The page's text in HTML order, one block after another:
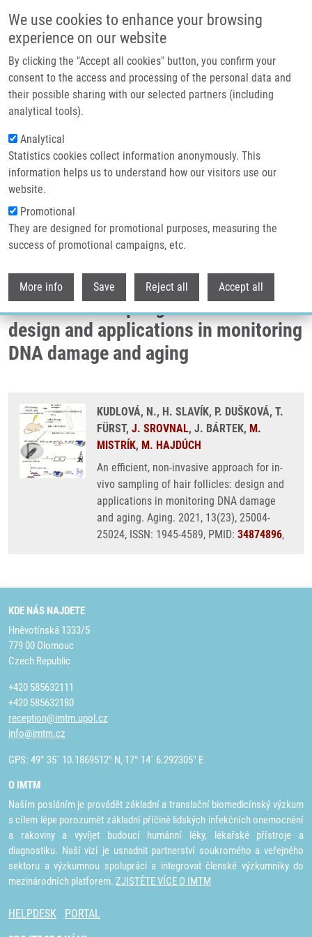
We use cookies to enhance your browsing
experience on our website
By clicking the "Accept all cookies" button, you confirm your
consent to the access and processing of the personal data and
their possible sharing with our selected partners (including
analytical tools).
Analytical
Statistics cookies collect information anonymously. This
information helps us to understand how our visitors use our
website.
Promotional
They are designed for promotional purposes, measuring the
success of promotional campaigns, etc.
More info Save Reject all Accept all
Header image
Drobečková navigace
Domů
An Efficient, Non-invasive Approach For In-vivo Sampling Of Hair Follicles:
Design And Applications In Monitoring DNA Damage And Aging
An efficient, non-invasive approach
for in-vivo sampling of hair follicles:
design and applications in monitoring
DNA damage and aging
KUDLOVÁ, N., H. SLAVÍK, P. DUŠKOVÁ, T.
FÜRST, J. SROVNAL, J. BÁRTEK, M.
MISTRÍK, M. HAJDÚCH
An efficient, non-invasive approach for in-
vivo sampling of hair follicles: design and
applications in monitoring DNA damage
and aging. Aging. 2021, 13(23), 25004-
25024, ISSN: 1945-4589, PMID: 34874896,
KDE NÁS NAJDETE
Hněvotínská 1333/5
779 00 Olomouc
Czech Republic
+420 585632111
+420 585632180
reception@imtm.upol.cz
info@imtm.cz
GPS: 49° 35´ 10.1869512" N, 17° 14´ 6.292305" E
O IMTM
Naším posláním je provádět základní a translační biomedicínský výzkum
s cílem lépe porozumět základní příčině lidských infekčních onemocnění
a rakoviny a vyvíjet budoucí humánní léky, lékařské přístroje a
diagnostiku. Naší vizí je usnadnit partnerství soukromého a veřejného
sektoru a výzkumnou spolupráci a integrovat členské výzkumníky do
mezinárodních platforem. ZJISTĚTE VÍCE O IMTM
HELPDESK PORTAL